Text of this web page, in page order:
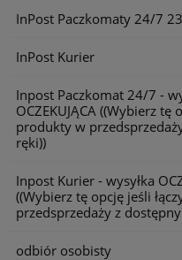
InPost Paczkomaty 24/7
InPost Kurier
Inpost Paczkomat 24/7 -
OCZEKUJĄCA((Wybierz tę
produkty w
ręki))
Inpost Kurier - wysyłka
((Wybierz tę opcję jeśli
przedsprzedaży z
odbiór osobisty